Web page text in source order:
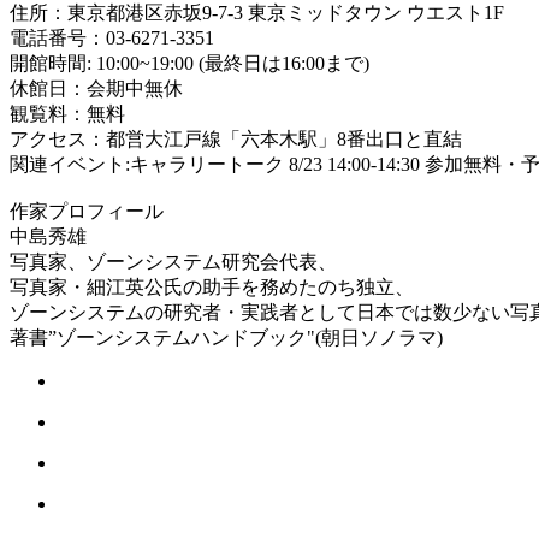
住所：東京都港区赤坂9-7-3 東京ミッドタウン ウエスト1F
電話番号：03-6271-3351
開館時間: 10:00~19:00 (最終日は16:00まで)
休館日：会期中無休
観覧料：無料
アクセス：都営大江戸線「六本木駅」8番出口と直結
関連イベント:キャラリートーク 8/23 14:00-14:30 参加無料・
作家プロフィール
中島秀雄
写真家、ゾーンシステム研究会代表、
写真家・細江英公氏の助手を務めたのち独立、
ゾーンシステムの研究者・実践者として日本では数少ない写
著書”ゾーンシステムハンドブック"(朝日ソノラマ)